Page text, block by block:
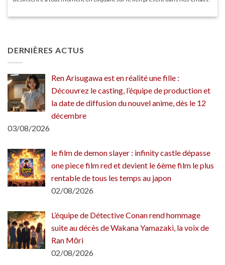
DERNIÈRES ACTUS
Ren Arisugawa est en réalité une fille :
Découvrez le casting, l’équipe de production et
la date de diffusion du nouvel anime, dès le 12
décembre
03/08/2026
le film de demon slayer : infinity castle dépasse
one piece film red et devient le 6ème film le plus
rentable de tous les temps au japon
02/08/2026
L’équipe de Détective Conan rend hommage
suite au décès de Wakana Yamazaki, la voix de
Ran Mōri
02/08/2026